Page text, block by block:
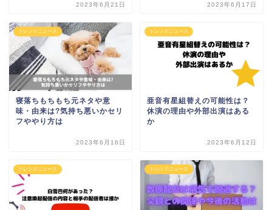
2023年6月21日 2023年6月17日
トレンドニュース
寝落ちもちもち元ネタや意
味・由来は?気持ち悪いかセリ
フややり方は
2023年6月16日
トレンドニュース
亜音有星組替えの可能性は？
休演の理由や外部出演はある
か
2023年6月12日
トレンドニュース トレンドニュース